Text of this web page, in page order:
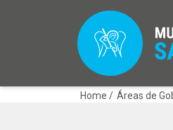
Home / Áreas de